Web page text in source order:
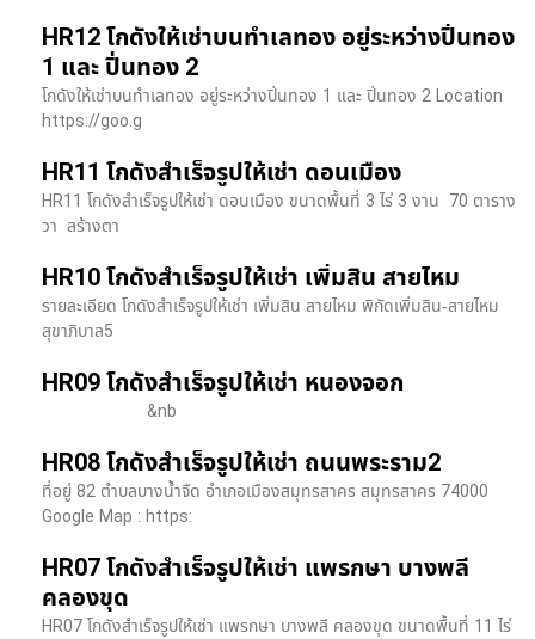
HR12 โกดังให้เช่าบนทำเลทอง อยู่ระหว่างปิ่นทอง
1 และ ปิ่นทอง 2
โกดังให้เช่าบนทำเลทอง อยู่ระหว่างปิ่นทอง 1 และ ปิ่นทอง 2 Location
https://goo.g
HR11 โกดังสำเร็จรูปให้เช่า ดอนเมือง
HR11 โกดังสำเร็จรูปให้เช่า ดอนเมือง ขนาดพื้นที่ 3 ไร่ 3 งาน 70 ตาราง
วา สร้างตา
HR10 โกดังสำเร็จรูปให้เช่า เพิ่มสิน สายไหม
รายละเอียด โกดังสำเร็จรูปให้เช่า เพิ่มสิน สายไหม พิกัดเพิ่มสิน-สายไหม
สุขาภิบาล5
HR09 โกดังสำเร็จรูปให้เช่า หนองจอก
&nb
HR08 โกดังสำเร็จรูปให้เช่า ถนนพระราม2
ที่อยู่ 82 ตำบลบางน้ำจืด อำเภอเมืองสมุทรสาคร สมุทรสาคร 74000
Google Map : https:
HR07 โกดังสำเร็จรูปให้เช่า แพรกษา บางพลี​
คลองขุด
HR07 โกดังสำเร็จรูปให้เช่า แพรกษา บางพลี​ คลองขุด ขนาดพื้นที่ 11 ไร่